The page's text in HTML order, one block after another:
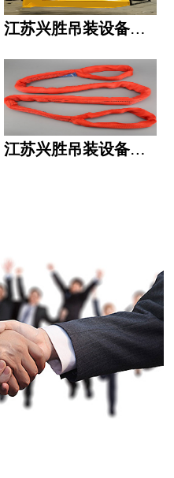
江苏兴胜吊装设备有限公司的六大统一
江苏兴胜吊装设备有限公司运作模式